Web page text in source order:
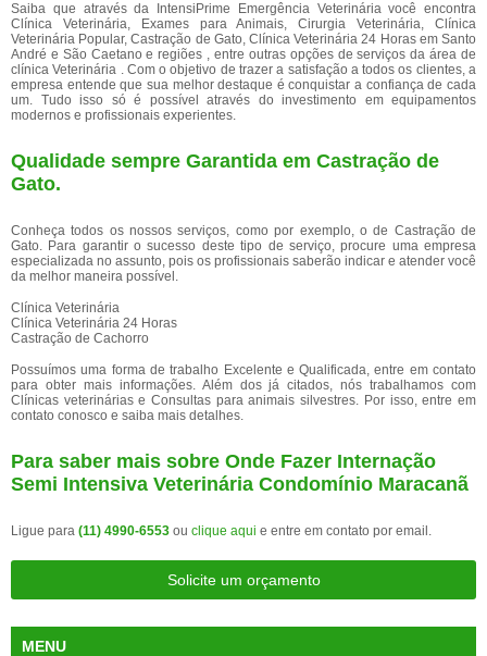
Saiba que através da IntensiPrime Emergência Veterinária você encontra
Clínica Veterinária, Exames para Animais, Cirurgia Veterinária, Clínica
Veterinária Popular, Castração de Gato, Clínica Veterinária 24 Horas em Santo
André e São Caetano e regiões , entre outras opções de serviços da área de
clínica Veterinária . Com o objetivo de trazer a satisfação a todos os clientes, a
empresa entende que sua melhor destaque é conquistar a confiança de cada
um. Tudo isso só é possível através do investimento em equipamentos
modernos e profissionais experientes.
Qualidade sempre Garantida em Castração de
Gato.
Conheça todos os nossos serviços, como por exemplo, o de Castração de
Gato. Para garantir o sucesso deste tipo de serviço, procure uma empresa
especializada no assunto, pois os profissionais saberão indicar e atender você
da melhor maneira possível.
Clínica Veterinária
Clínica Veterinária 24 Horas
Castração de Cachorro
Possuímos uma forma de trabalho Excelente e Qualificada, entre em contato
para obter mais informações. Além dos já citados, nós trabalhamos com
Clínicas veterinárias e Consultas para animais silvestres. Por isso, entre em
contato conosco e saiba mais detalhes.
Para saber mais sobre Onde Fazer Internação
Semi Intensiva Veterinária Condomínio Maracanã
Ligue para (11) 4990-6553 ou clique aqui e entre em contato por email.
Solicite um orçamento
MENU